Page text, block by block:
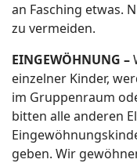
an Fasching etwas.
zu vermeiden.
EINGEWÖHNUNG –
einzelner Kinder,
im Gruppenraum
bitten alle anderen
geben. Wir